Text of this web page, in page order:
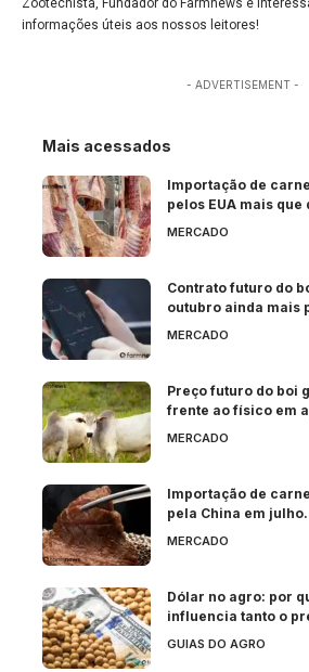
Zootecnista, Fundador do Farmnews e
informações úteis aos nossos leitores!
- ADVERTISEMENT -
Mais acessados
Importação de
pelos EUA mais
MERCADO
Contrato futuro do
outubro ainda mais
MERCADO
Preço futuro do boi
frente ao físico em
MERCADO
Importação de
pela China em
MERCADO
Dólar no agro: por
influencia tanto o
GUIAS DO AGRO